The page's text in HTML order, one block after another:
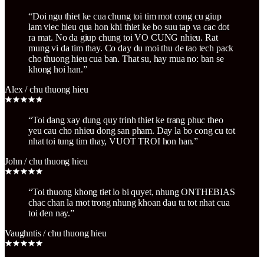
“Doi ngu thiet ke cua chung toi tim mot cong cu giup
lam viec hieu qua hon khi thiet ke bo suu tap va cac dot
ra mat. No da giup chung toi VO CUNG nhieu. Rat
mung vi da tim thay. Co day du moi thu de tao tech pack
cho thuong hieu cua ban. That su, hay mua no: ban se
khong hoi han.”
Alex/chu thuong hieu
“Toi dang xay dung quy trinh thiet ke trang phuc theo
yeu cau cho nhieu dong san pham. Day la bo cong cu tot
nhat toi tung tim thay, VUOT TROI hon han.”
John /chu thuong hieu
“Toi thuong khong tiet lo bi quyet, nhung ONTHEBIAS
chac chan la mot trong nhung khoan dau tu tot nhat cua
toi den nay.”
Vaughntis/chu thuong hieu